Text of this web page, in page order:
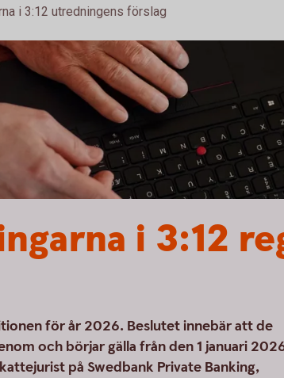
i 3:12 utredningens förslag
i 3:12
för år 2026. Beslutet innebär att de
och börjar gälla från den 1 januari
på Swedbank Private Banking,